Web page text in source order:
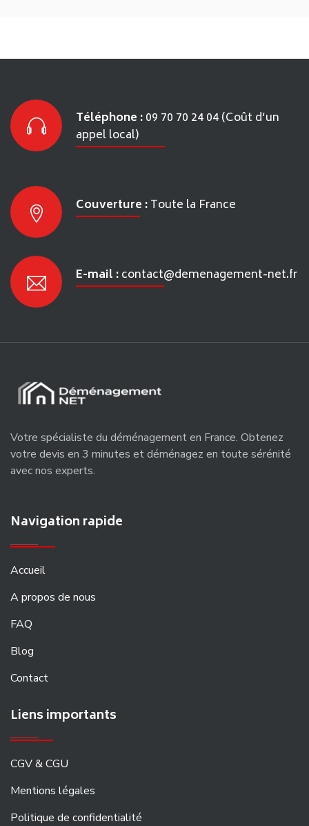
Téléphone :09 70 70 24 04 (Coût d’un
appel local)
Couverture :Toute la France
E-mail :contact@demenagement-net.fr
Votre spécialiste du déménagement en France. Obtenez
votre devis en 3 minutes et déménagez en toute sérénité
avec nos experts.
Navigation rapide
Accueil
A propos de nous
FAQ
Blog
Contact
Liens importants
CGV & CGU
Mentions légales
Politique de confidentialité